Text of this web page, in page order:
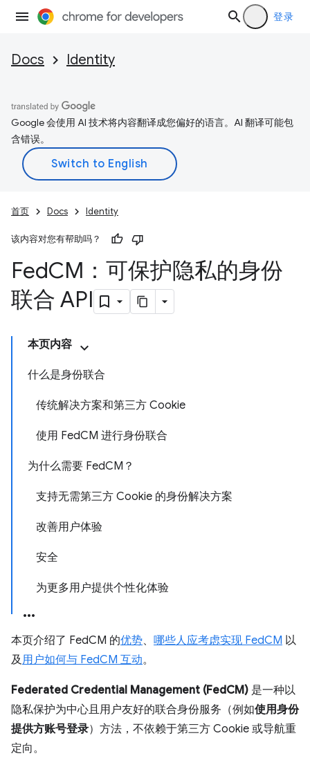
登录
Docs Identity
Google 会使用 AI 技术将内容翻译成您偏好的语言。AI 翻译可能包
含错误。
首页 Docs Identity
该内容对您有帮助吗？
FedCM：可保护隐私的身份
联合 API
本页内容
什么是身份联合
传统解决方案和第三方 Cookie
使用 FedCM 进行身份联合
为什么需要 FedCM？
支持无需第三方 Cookie 的身份解决方案
改善用户体验
安全
为更多用户提供个性化体验
本页介绍了 FedCM 的优势、 哪些人应考虑实现 FedCM 以
及用户如何与 FedCM 互动。
Federated Credential Management (FedCM) 是一种以
隐私保护为中心且用户友好的联合身份服务（例如使用身份
提供方账号登录）方法，不依赖于第三方 Cookie 或导航重
定向。